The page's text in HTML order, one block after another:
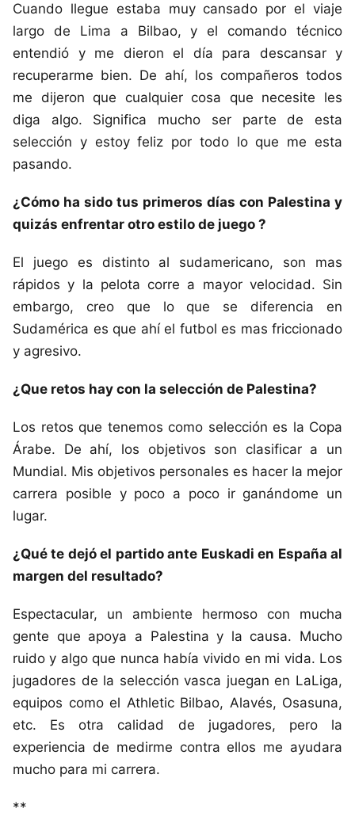
Cuando llegue estaba muy cansado por el viaje
largo de Lima a Bilbao, y el comando técnico
entendió y me dieron el día para descansar y
recuperarme bien. De ahí, los compañeros todos
me dijeron que cualquier cosa que necesite les
diga algo. Significa mucho ser parte de esta
selección y estoy feliz por todo lo que me esta
pasando.
¿Cómo ha sido tus primeros días con Palestina y
quizás enfrentar otro estilo de juego ?
El juego es distinto al sudamericano, son mas
rápidos y la pelota corre a mayor velocidad. Sin
embargo, creo que lo que se diferencia en
Sudamérica es que ahí el futbol es mas friccionado
y agresivo.
¿Que retos hay con la selección de Palestina?
Los retos que tenemos como selección es la Copa
Árabe. De ahí, los objetivos son clasificar a un
Mundial. Mis objetivos personales es hacer la mejor
carrera posible y poco a poco ir ganándome un
lugar.
¿Qué te dejó el partido ante Euskadi en España al
margen del resultado?
Espectacular, un ambiente hermoso con mucha
gente que apoya a Palestina y la causa. Mucho
ruido y algo que nunca había vivido en mi vida. Los
jugadores de la selección vasca juegan en LaLiga,
equipos como el Athletic Bilbao, Alavés, Osasuna,
etc. Es otra calidad de jugadores, pero la
experiencia de medirme contra ellos me ayudara
mucho para mi carrera.
**